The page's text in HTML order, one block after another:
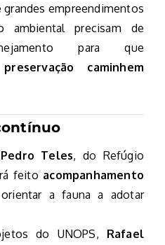
grandes empreendimentos
ambiental precisam de
para que
caminhem
Pedro Teles, do Refúgio
feito acompanhamento
a fauna a adotar
do UNOPS, Rafael